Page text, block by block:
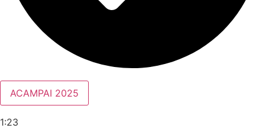
ACAMPAI 2025
1:23